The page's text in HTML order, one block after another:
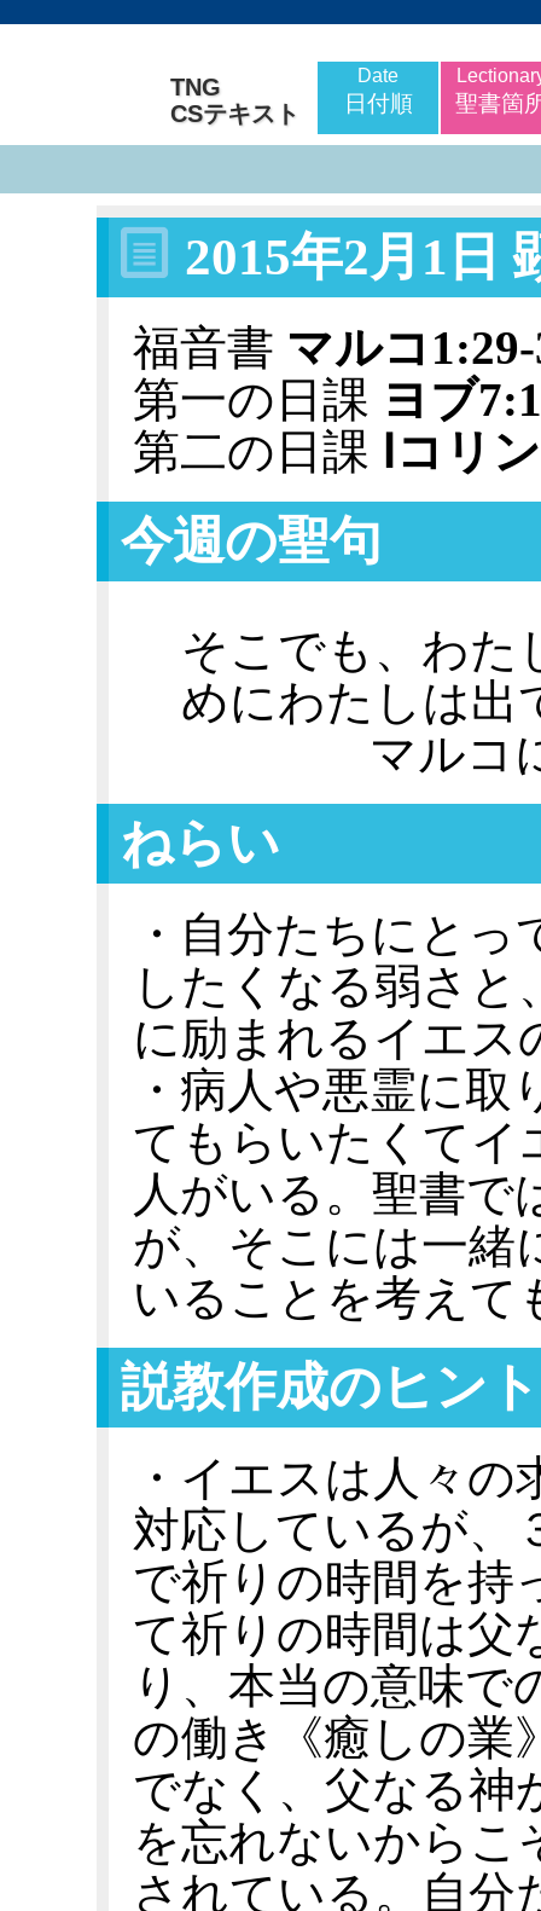
TNG
CSテキスト
Date
日付順 聖書箇
2015年2月1日
福音書 マルコ
第一の日課 ヨブ
第二の日課
Ⅰコリ
今週の聖句
そこでも、わた
めにわたしは出
マルコ
ねらい
・自分たちにと
したくなる弱さと
に励まれるイエス
・病人や悪霊に
てもらいたくてイ
人がいる。聖書で
が、そこには一緒
いることを考えて
説教作成のヒント
・イエスは人々
対応しているが、
で祈りの時間を持
て祈りの時間は父
り、本当の意味で
の働き《癒しの業
でなく、父なる神
を忘れないからこ
されている。自分